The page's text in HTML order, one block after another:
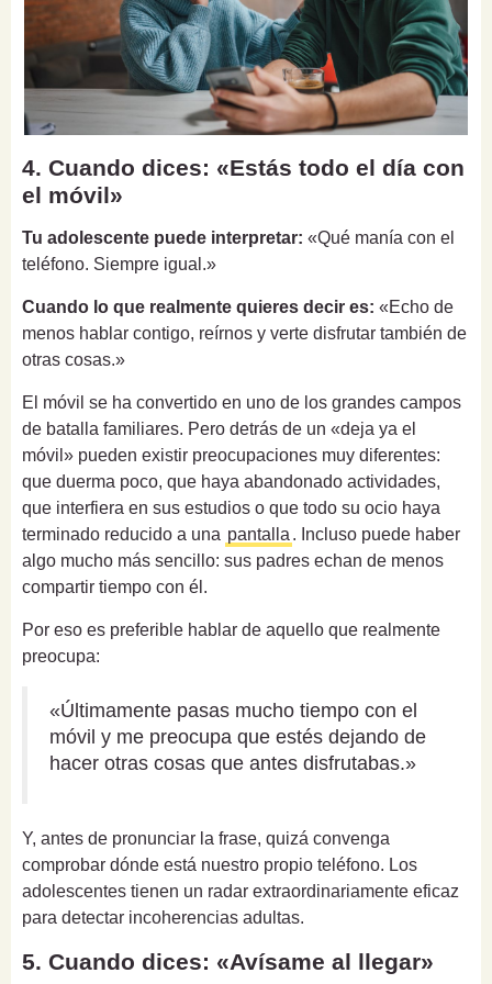
4. Cuando dices: «Estás todo el día con
el móvil»
Tu adolescente puede interpretar: «Qué manía con el
teléfono. Siempre igual.»
Cuando lo que realmente quieres decir es: «Echo de
menos hablar contigo, reírnos y verte disfrutar también de
otras cosas.»
El móvil se ha convertido en uno de los grandes campos
de batalla familiares. Pero detrás de un «deja ya el
móvil» pueden existir preocupaciones muy diferentes:
que duerma poco, que haya abandonado actividades,
que interfiera en sus estudios o que todo su ocio haya
terminado reducido a una pantalla . Incluso puede haber
algo mucho más sencillo: sus padres echan de menos
compartir tiempo con él.
Por eso es preferible hablar de aquello que realmente
preocupa:
«Últimamente pasas mucho tiempo con el
móvil y me preocupa que estés dejando de
hacer otras cosas que antes disfrutabas.»
Y, antes de pronunciar la frase, quizá convenga
comprobar dónde está nuestro propio teléfono. Los
adolescentes tienen un radar extraordinariamente eficaz
para detectar incoherencias adultas.
5. Cuando dices: «Avísame al llegar»